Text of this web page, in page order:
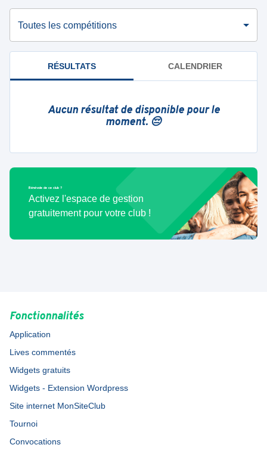
Toutes les compétitions
RÉSULTATS CALENDRIER
Aucun résultat de disponible pour le
moment. 😔
Bénévole de ce club ?
Activez l'espace de gestion
gratuitement pour votre club !
Fonctionnalités
Application
Lives commentés
Widgets gratuits
Widgets - Extension Wordpress
Site internet MonSiteClub
Tournoi
Convocations